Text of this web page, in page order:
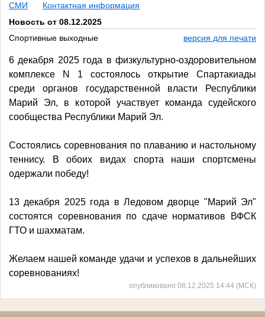
СМИ
Контактная информация
Новость от 08.12.2025
Спортивные выходные
версия для печати
6 декабря 2025 года в физкультурно-оздоровительном
комплексе N 1 состоялось открытие Спартакиады
среди органов государственной власти Республики
Марий Эл, в которой участвует команда судейского
сообщества Республики Марий Эл.
Состоялись соревнования по плаванию и настольному
теннису. В обоих видах спорта наши спортсмены
одержали победу!
13 декабря 2025 года в Ледовом дворце "Марий Эл"
состоятся соревнования по сдаче нормативов ВФСК
ГТО и шахматам.
Желаем нашей команде удачи и успехов в дальнейших
соревнованиях!
опубликовано 08.12.2025 14:44 (МСК)